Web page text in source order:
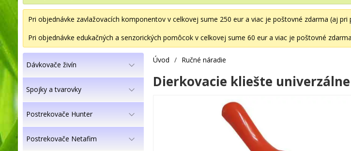
Pri objednávke zavlažovacích komponentov v celkovej sume 250 eur a viac je poštovné zdarma (aj pri
Pri objednávke edukačných a senzorických pomôcok v celkovej sume 60 eur a viac je poštovné
Dávkovače živín
Spojky a tvarovky
Postrekovače Hunter
Postrekovače Netafim
Úvod / Ručné náradie
Dierkovacie kliešte univerzálne